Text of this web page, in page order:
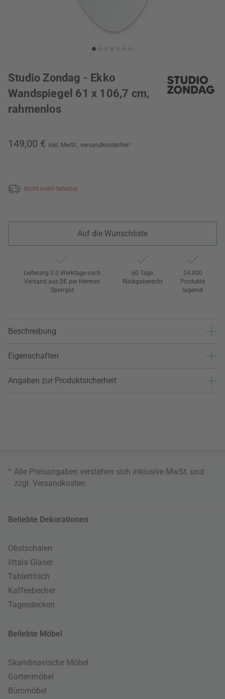
Studio Zondag - Ekko
Wandspiegel 61 x 106,7 cm,
rahmenlos
149,00 € inkl. MwSt., versandkostenfrei*
Nicht mehr lieferbar
Auf die Wunschliste
Lieferung 2-3 Werktage nach
Versand aus DE per Hermes
Sperrgut
60 Tage
Rückgaberecht
24.000
Produkte
lagernd
Beschreibung
Eigenschaften
Angaben zur Produktsicherheit
* Alle Preisangaben verstehen sich inklusive MwSt. und
zzgl. Versandkosten
Beliebte Dekorationen
Obstschalen
Iittala Gläser
Tabletttisch
Kaffeebecher
Tagesdecken
Beliebte Möbel
Skandinavische Möbel
Gartenmöbel
Büromöbel